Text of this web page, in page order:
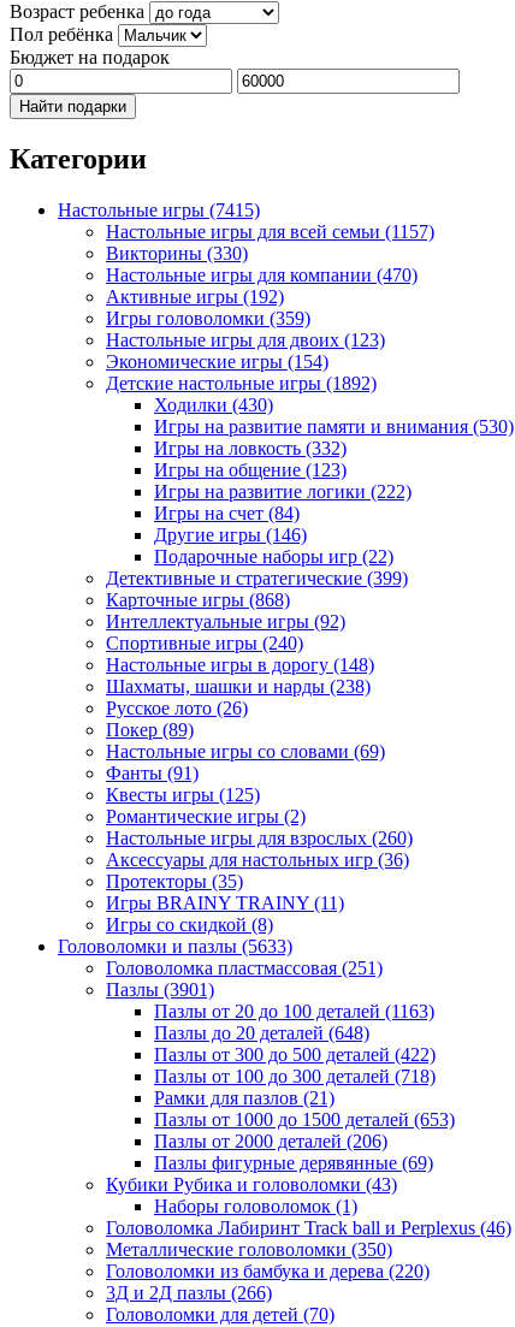
Возраст ребенка
Пол ребёнка
Бюджет на подарок
Найти подарки
Категории
Настольные игры (7415)
Настольные игры для всей семьи (1157)
Викторины (330)
Настольные игры для компании (470)
Активные игры (192)
Игры головоломки (359)
Настольные игры для двоих (123)
Экономические игры (154)
Детские настольные игры (1892)
Ходилки (430)
Игры на развитие памяти и внимания (530)
Игры на ловкость (332)
Игры на общение (123)
Игры на развитие логики (222)
Игры на счет (84)
Другие игры (146)
Подарочные наборы игр (22)
Детективные и стратегические (399)
Карточные игры (868)
Интеллектуальные игры (92)
Спортивные игры (240)
Настольные игры в дорогу (148)
Шахматы, шашки и нарды (238)
Русское лото (26)
Покер (89)
Настольные игры со словами (69)
Фанты (91)
Квесты игры (125)
Романтические игры (2)
Настольные игры для взрослых (260)
Аксессуары для настольных игр (36)
Протекторы (35)
Игры BRAINY TRAINY (11)
Игры со скидкой (8)
Головоломки и пазлы (5633)
Головоломка пластмассовая (251)
Пазлы (3901)
Пазлы от 20 до 100 деталей (1163)
Пазлы до 20 деталей (648)
Пазлы от 300 до 500 деталей (422)
Пазлы от 100 до 300 деталей (718)
Рамки для пазлов (21)
Пазлы от 1000 до 1500 деталей (653)
Пазлы от 2000 деталей (206)
Пазлы фигурные дерявянные (69)
Кубики Рубика и головоломки (43)
Наборы головоломок (1)
Головоломка Лабиринт Track ball и Perplexus (46)
Металлические головоломки (350)
Головоломки из бамбука и дерева (220)
3Д и 2Д пазлы (266)
Головоломки для детей (70)